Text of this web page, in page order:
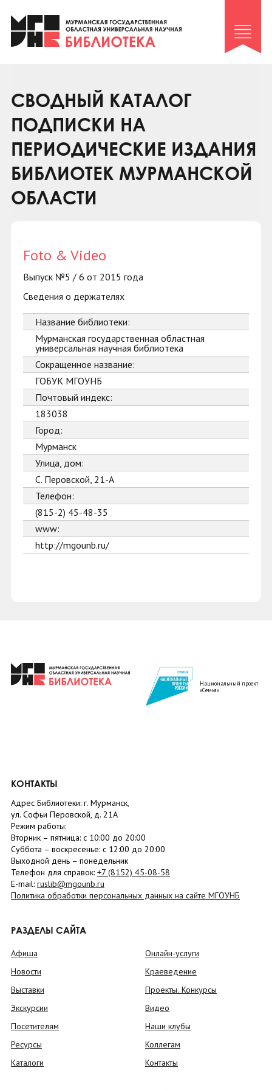
Клуб «Гиря и сельдерей»
Клуб «Семейный архив»
Коллегам
Контакты
СВОДНЫЙ КАТАЛОГ
ПОДПИСКИ НА
ПЕРИОДИЧЕСКИЕ ИЗДАНИЯ
БИБЛИОТЕК МУРМАНСКОЙ
ОБЛАСТИ
Foto & Video
Выпуск №5 / 6 от 2015 года
Сведения о держателях
Название библиотеки:
Мурманская государственная областная
универсальная научная библиотека
Сокращенное название:
ГОБУК МГОУНБ
Почтовый индекс:
183038
Город:
Мурманск
Улица, дом:
С. Перовской, 21-А
Телефон:
(815-2) 45-48-35
www:
http://mgounb.ru/
Национальный проект
«Семья»
КОНТАКТЫ
Адрес Библиотеки: г. Мурманск,
ул. Софьи Перовской, д. 21А
Режим работы:
Вторник – пятница: с 10:00 до 20:00
Суббота – воскресенье: c 12:00 до 20:00
Выходной день – понедельник
Телефон для справок: +7 (8152) 45-08-58
E-mail: ruslib@mgounb.ru
Политика обработки персональных данных на сайте МГОУНБ
РАЗДЕЛЫ САЙТА
Афиша
Новости
Выставки
Экскурсии
Посетителям
Ресурсы
Каталоги
Онлайн-услуги
Краеведение
Проекты. Конкурсы
Видео
Наши клубы
Коллегам
Контакты